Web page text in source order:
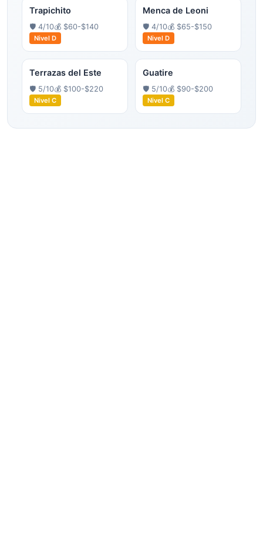
Trapichito
🛡️ 4/10💰 $60-$140
Nivel D
Menca de Leoni
🛡️ 4/10💰 $65-$150
Nivel D
Terrazas del Este
🛡️ 5/10💰 $100-$220
Nivel C
Guatire
🛡️ 5/10💰 $90-$200
Nivel C